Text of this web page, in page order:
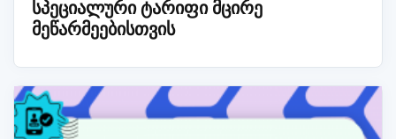
სპეციალური ტარიფი მცირე
მეწარმეებისთვის